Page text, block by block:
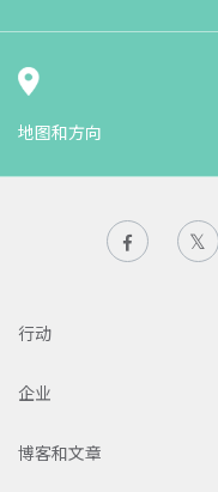
地图和方向
行动
企业
博客和文章